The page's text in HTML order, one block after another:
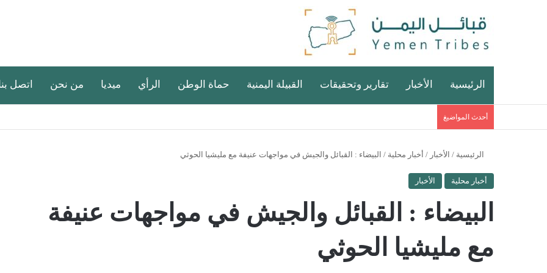
الرئيسية الأخبار تقارير وتحقيقات القبيلة اليمنية حماة الوطن الرأي ميديا من نحن اتصل
أحدث المواضيغ
الرئيسية / الأخبار / أخبار محلية / البيضاء : القبائل والجيش في مواجهات عنيفة مع مليشيا الحوثي
أخبار محلية الأخبار
البيضاء : القبائل والجيش في مواجهات عنيفة
مع مليشيا الحوثي